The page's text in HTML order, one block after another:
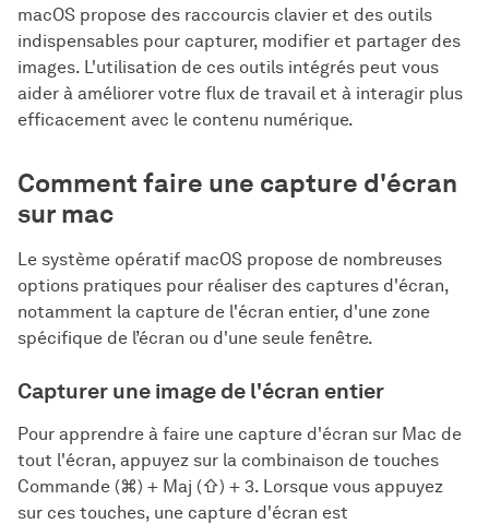
macOS propose des raccourcis clavier et des outils
indispensables pour capturer, modifier et partager des
images. L'utilisation de ces outils intégrés peut vous
aider à améliorer votre flux de travail et à interagir plus
efficacement avec le contenu numérique.
Comment faire une capture d'écran
sur mac
Le système opératif macOS propose de nombreuses
options pratiques pour réaliser des captures d'écran,
notamment la capture de l'écran entier, d'une zone
spécifique de l’écran ou d'une seule fenêtre.
Capturer une image de l'écran entier
Pour apprendre à faire une capture d'écran sur Mac de
tout l'écran, appuyez sur la combinaison de touches
Commande (⌘) + Maj (⇧) + 3. Lorsque vous appuyez
sur ces touches, une capture d'écran est